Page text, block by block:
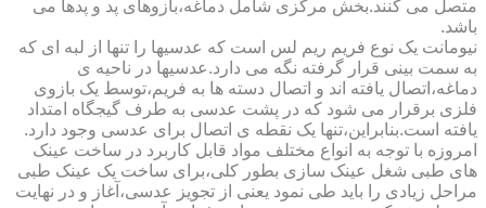
متصل می کنند.بخش مرکزی شامل دماغه،بازوهای پد و پدها می
باشد.
نیومانت یک نوع فریم ریم لس است که عدسیها را تنها از لبه ای که
به سمت بینی قرار گرفته نگه می دارد.عدسیها در ناحیه ی
دماغه،اتصال یافته اند و اتصال دسته ها به فریم،توسط یک بازوی
فلزی برقرار می شود که در پشت عدسی به طرف گیجگاه امتداد
یافته است.بنابراین،تنها یک نقطه ی اتصال برای عدسی وجود دارد.
امروزه با توجه به انواع مختلف مواد قابل کاربرد در ساخت عینک
های طبی شغل عینک سازی بطور کلی،برای ساخت یک عینک طبی
مراحل زیادی را باید طی نمود یعنی از تجویز عدسی،آغاز و در نهایت